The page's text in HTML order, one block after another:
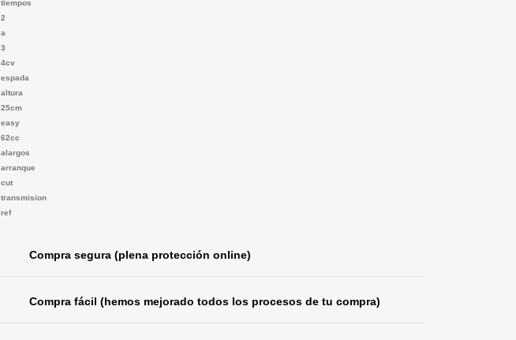
tiempos
2
a
3
4cv
espada
altura
25cm
easy
62cc
alargos
arranque
cut
transmision
ref
Compra segura (plena protección online)
Compra fácil (hemos mejorado todos los procesos de tu compra)